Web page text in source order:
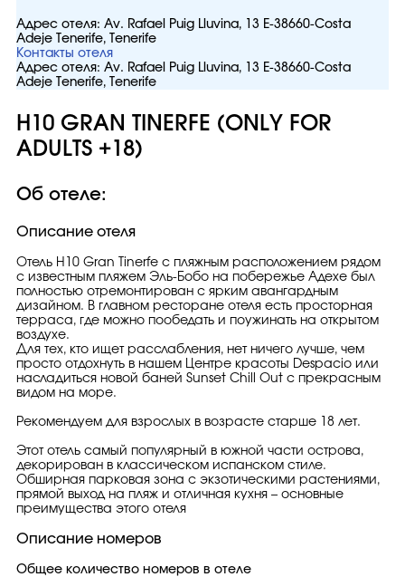
Адрес отеля: Av. Rafael Puig Lluvina, 13 E-38660-Costa
Adeje Tenerife, Tenerife
Контакты отеля
Адрес отеля: Av. Rafael Puig Lluvina, 13 E-38660-Costa
Adeje Tenerife, Tenerife
H10 GRAN TINERFE (ONLY FOR
ADULTS +18)
Об отеле:
Описание отеля
Отель H10 Gran Tinerfe с пляжным расположением рядом
с известным пляжем Эль-Бобо на побережье Адехе был
полностью отремонтирован с ярким авангардным
дизайном. В главном ресторане отеля есть просторная
терраса, где можно пообедать и поужинать на открытом
воздухе.
Для тех, кто ищет расслабления, нет ничего лучше, чем
просто отдохнуть в нашем Центре красоты Despacio или
насладиться новой баней Sunset Chill Out с прекрасным
видом на море.
Рекомендуем для взрослых в возрасте старше 18 лет.
Этот отель самый популярный в южной части острова,
декорирован в классическом испанском стиле.
Обширная парковая зона с экзотическими растениями,
прямой выход на пляж и отличная кухня – основные
преимущества этого отеля
Описание номеров
Общее количество номеров в отеле